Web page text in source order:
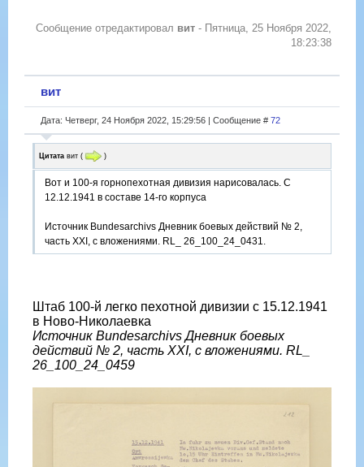
Сообщение отредактировал вит - Пятница, 25 Ноября 2022,
18:23:38
вит
Дата: Четверг, 24 Ноября 2022, 15:29:56 | Сообщение # 72
Цитата вит ( )
Вот и 100-я горнопехотная дивизия нарисовалась. С
12.12.1941 в составе 14-го корпуса
Источник Bundesarchivs Дневник боевых действий № 2,
часть XXI, с вложениями. RL_ 26_100_24_0431.
Штаб 100-й легко пехотной дивизии с 15.12.1941
в Ново-Николаевка
Источник Bundesarchivs Дневник боевых
действий № 2, часть XXI, с вложениями. RL_
26_100_24_0459